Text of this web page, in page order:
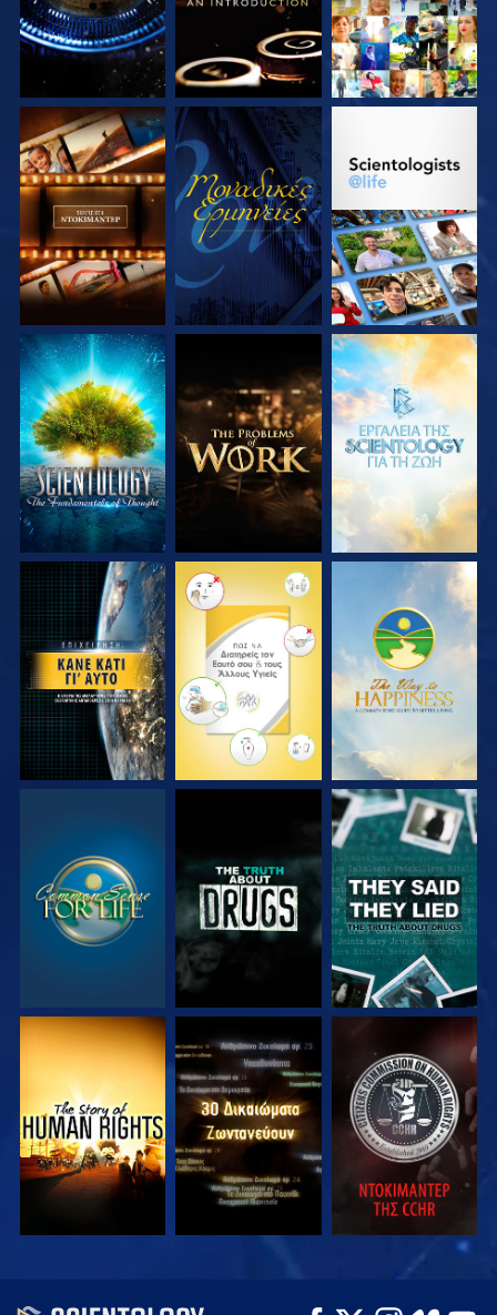
ΕΞΕΡΕΥΝΗΣΤΕ ΤΗ
ΣΕΙΡΑ
ΠΑΡΑΚΟΛΟΥΘΗΣΤΕ
ΕΞΕΡΕΥΝΗΣΤΕ ΤΗ
ΕΞΕΡΕΥΝΗΣΤΕ ΤΗ
ΣΕΙΡΑ
ΕΞΕΡΕΥΝΗΣΤΕ ΤΗ
ΣΕΙΡΑ
ΕΞΕΡΕΥΝΗΣΤΕ ΤΗ
ΣΕΙΡΑ
ΠΑΡΑΚΟΛΟΥΘΗΣΤΕ ΠΑΡΑΚΟΛΟΥΘΗΣΤΕ ΠΑΡΑΚΟΛΟΥΘΗΣΤΕ
ΠΑΡΑΚΟΛΟΥΘΗΣΤΕ ΠΑΡΑΚΟΛΟΥΘΗΣΤΕ ΠΑΡΑΚΟΛΟΥΘΗΣΤΕ
ΠΑΡΑΚΟΛΟΥΘΗΣΤΕ ΠΑΡΑΚΟΛΟΥΘΗΣΤΕ ΠΑΡΑΚΟΛΟΥΘΗΣΤΕ